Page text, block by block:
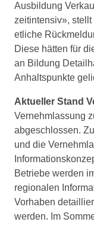
Ausbildung
zeitintensiv»,
etliche
Diese hätten für
an Bildung
Anhaltspunkte
Aktueller Stand
Vernehmlassung
abgeschlossen.
und die
Betriebe werden
regionalen
Vorhaben
werden. Im